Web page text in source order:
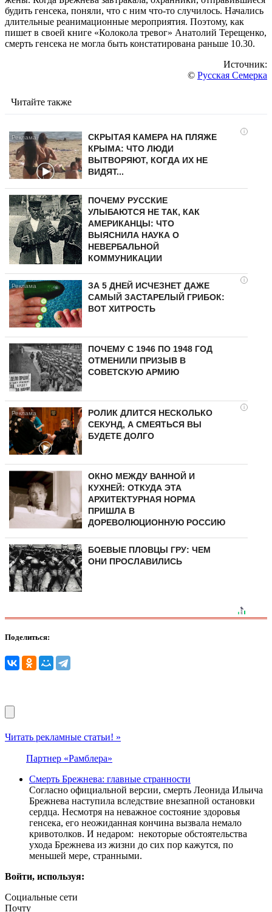
будить генсека, поняли, что с ним что-то случилось. Начались
длительные реанимационные мероприятия. Поэтому, как
пишет в своей книге «Колокола тревог» Анатолий Терещенко,
смерть генсека не могла быть констатирована раньше 10.30.
Источник:
© Русская Семерка
Читайте также
i
СКРЫТАЯ КАМЕРА НА ПЛЯЖЕ
КРЫМА: ЧТО ЛЮДИ
ВЫТВОРЯЮТ, КОГДА ИХ НЕ
ВИДЯТ...
ПОЧЕМУ РУССКИЕ
УЛЫБАЮТСЯ НЕ ТАК, КАК
АМЕРИКАНЦЫ: ЧТО
ВЫЯСНИЛА НАУКА О
НЕВЕРБАЛЬНОЙ
КОММУНИКАЦИИ
i
ЗА 5 ДНЕЙ ИСЧЕЗНЕТ ДАЖЕ
САМЫЙ ЗАСТАРЕЛЫЙ ГРИБОК:
ВОТ ХИТРОСТЬ
ПОЧЕМУ С 1946 ПО 1948 ГОД
ОТМЕНИЛИ ПРИЗЫВ В
СОВЕТСКУЮ АРМИЮ
i
РОЛИК ДЛИТСЯ НЕСКОЛЬКО
СЕКУНД, А СМЕЯТЬСЯ ВЫ
БУДЕТЕ ДОЛГО
ОКНО МЕЖДУ ВАННОЙ И
КУХНЕЙ: ОТКУДА ЭТА
АРХИТЕКТУРНАЯ НОРМА
ПРИШЛА В
ДОРЕВОЛЮЦИОННУЮ РОССИЮ
БОЕВЫЕ ПЛОВЦЫ ГРУ: ЧЕМ
ОНИ ПРОСЛАВИЛИСЬ
Поделиться:
Читать рекламные статьи! »
Партнер «Рамблера»
Смерть Брежнева: главные странности
Согласно официальной версии, смерть Леонида Ильича
Брежнева наступила вследствие внезапной остановки
сердца. Несмотря на неважное состояние здоровья
генсека, его неожиданная кончина вызвала немало
кривотолков. И недаром: некоторые обстоятельства
ухода Брежнева из жизни до сих пор кажутся, по
меньшей мере, странными.
Войти, используя:
Социальные сети
Почту